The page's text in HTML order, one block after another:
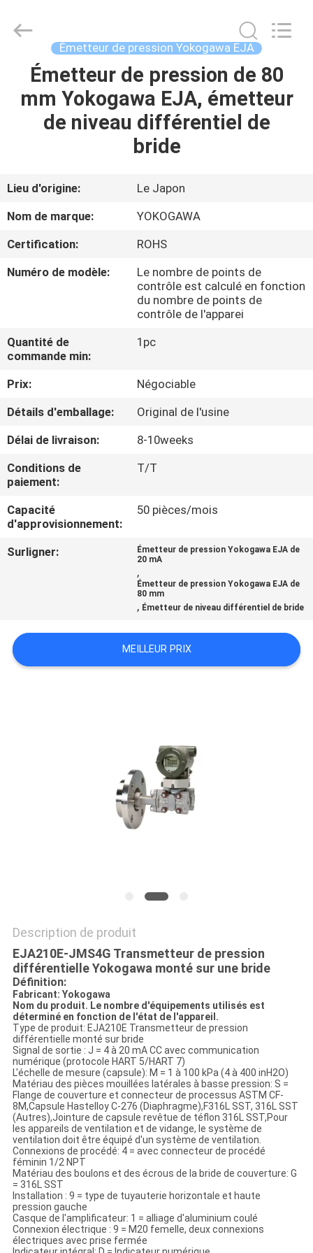
LA
MAISON
À
PROPOS
NOUS
DE
L'USINE
CONTRÔLE
DE
LA
QUALITÉ
NOUS
CONTACTER
DEMANDEZ
UN DEVIS
INDUSTRY
Émetteur de pression Yokogawa EJA
Émetteur de pression de 80
mm Yokogawa EJA, émetteur
de niveau différentiel de
bride
Lieu d'origine:
Le Japon
Nom de marque:
YOKOGAWA
Certification:
ROHS
Numéro de modèle:
Le nombre de points de
contrôle est calculé en fonction
du nombre de points de
contrôle de l'apparei
Quantité de
commande min:
1pc
Prix:
Négociable
Détails d'emballage:
Original de l'usine
Délai de livraison:
8-10weeks
Conditions de
paiement:
T/T
Capacité
d'approvisionnement:
50 pièces/mois
Surligner:
Émetteur de pression Yokogawa EJA de
20 mA
,
Émetteur de pression Yokogawa EJA de
80 mm
, Émetteur de niveau différentiel de bride
MEILLEUR PRIX
Description de produit
EJA210E-JMS4G Transmetteur de pression
différentielle Yokogawa monté sur une bride
Définition:
Fabricant: Yokogawa
Nom du produit. Le nombre d'équipements utilisés est
déterminé en fonction de l'état de l'appareil.
Type de produit: EJA210E Transmetteur de pression
différentielle monté sur bride
Signal de sortie : J = 4 à 20 mA CC avec communication
numérique (protocole HART 5/HART 7)
L'échelle de mesure (capsule): M = 1 à 100 kPa (4 à 400 inH2O)
Matériau des pièces mouillées latérales à basse pression: S =
Flange de couverture et connecteur de processus ASTM CF-
8M,Capsule Hastelloy C-276 (Diaphragme),F316L SST, 316L SST
(Autres),Jointure de capsule revêtue de téflon 316L SST,Pour
les appareils de ventilation et de vidange, le système de
ventilation doit être équipé d'un système de ventilation.
Connexions de procédé: 4 = avec connecteur de procédé
féminin 1/2 NPT
Matériau des boulons et des écrous de la bride de couverture: G
= 316L SST
Installation : 9 = type de tuyauterie horizontale et haute
pression gauche
Casque de l'amplificateur: 1 = alliage d'aluminium coulé
Connexion électrique : 9 = M20 femelle, deux connexions
électriques avec prise fermée